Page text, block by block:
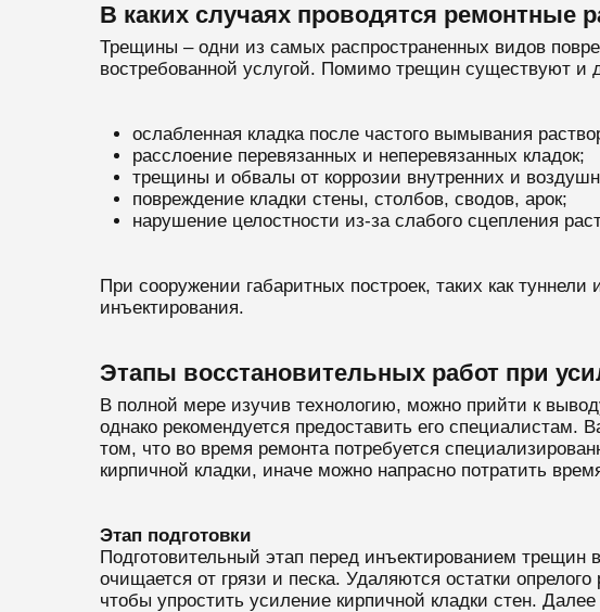
В каких случаях проводятся ремонтные
Трещины – одни из самых распространенных видов
востребованной услугой. Помимо трещин существуют и
ослабленная кладка после частого вымывания
расслоение перевязанных и неперевязанных кладок;
трещины и обвалы от коррозии внутренних и
повреждение кладки стены, столбов, сводов, арок;
нарушение целостности из-за слабого сцепления
При сооружении габаритных построек, таких как
инъектирования.
Этапы восстановительных работ при
В полной мере изучив технологию, можно прийти к
однако рекомендуется предоставить его специалистам.
том, что во время ремонта потребуется
кирпичной кладки, иначе можно напрасно потратить
Этап подготовки
Подготовительный этап перед инъектированием
очищается от грязи и песка. Удаляются остатки
чтобы упростить усиление кирпичной кладки стен.